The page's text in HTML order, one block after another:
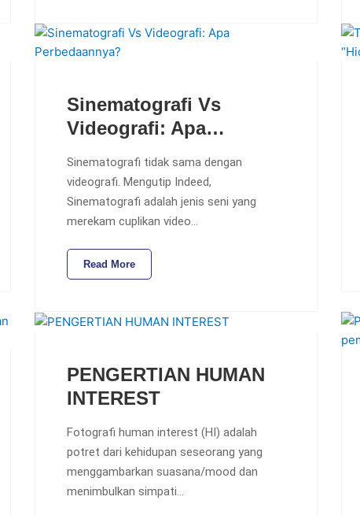
Sinematografi Vs
Videografi: Apa…
Sinematografi tidak sama dengan
videografi. Mengutip Indeed,
Sinematografi adalah jenis seni yang
merekam cuplikan video…
Read More
PENGERTIAN HUMAN
INTEREST
Fotografi human interest (HI) adalah
potret dari kehidupan seseorang yang
menggambarkan suasana/mood dan
menimbulkan simpati…